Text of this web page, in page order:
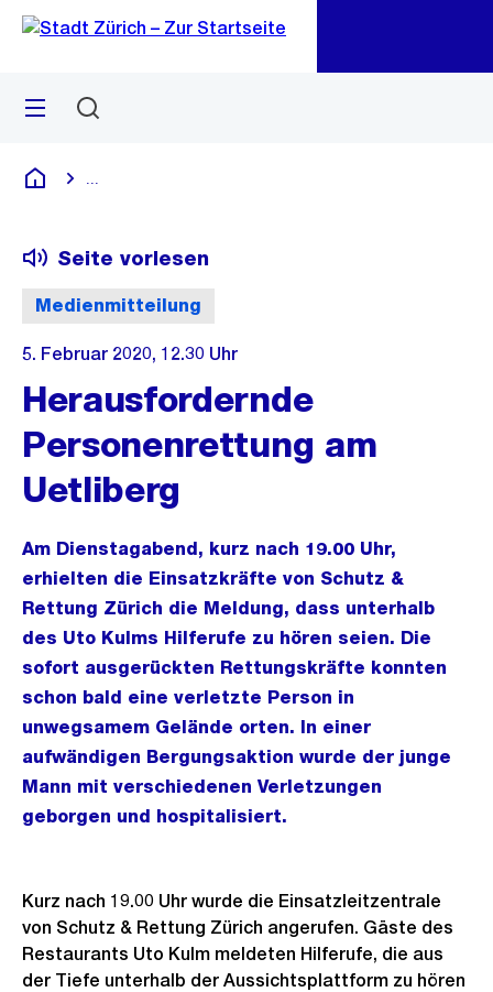
Navigation
Sprunglink
Menü
Deutsch
Medienmitteilung
Seite vorlesen
5. Februar 2020, 12.30 Uhr
Herausfordernde
Personenrettung am
Uetliberg
Am Dienstagabend, kurz nach 19.00 Uhr,
erhielten die Einsatzkräfte von Schutz &
Rettung Zürich die Meldung, dass unterhalb
des Uto Kulms Hilferufe zu hören seien. Die
sofort ausgerückten Rettungskräfte konnten
schon bald eine verletzte Person in
unwegsamem Gelände orten. In einer
aufwändigen Bergungsaktion wurde der junge
Mann mit verschiedenen Verletzungen
geborgen und hospitalisiert.
Kurz nach 19.00 Uhr wurde die Einsatzleitzentrale
von Schutz & Rettung Zürich angerufen. Gäste des
Restaurants Uto Kulm meldeten Hilferufe, die aus
der Tiefe unterhalb der Aussichtsplattform zu hören